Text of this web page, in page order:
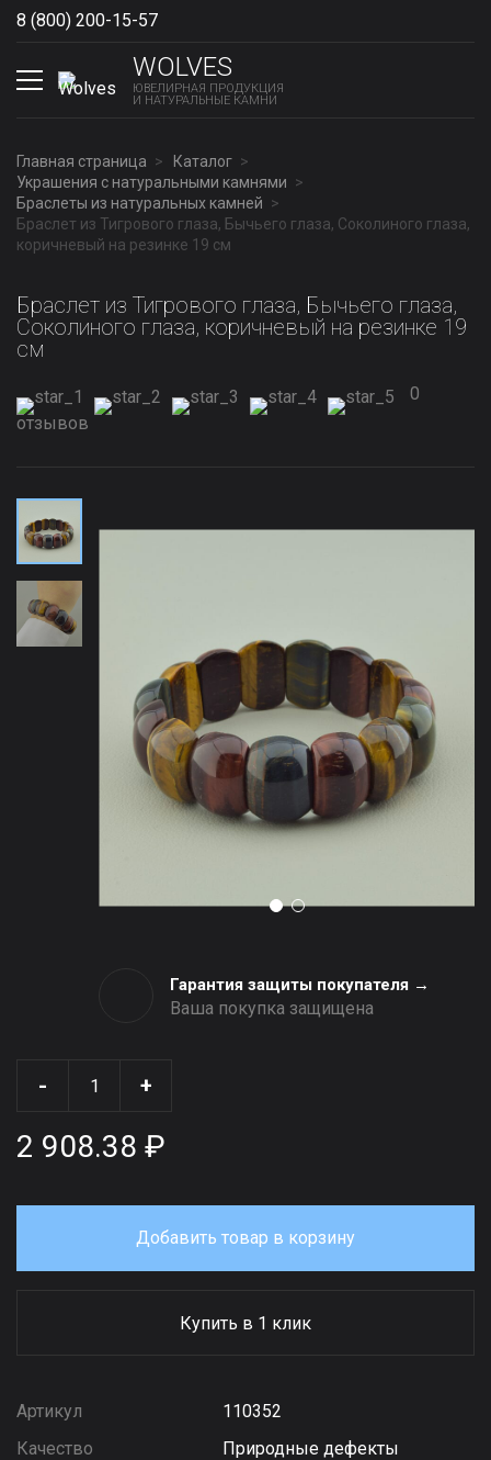
8 (800) 200-15-57
WOLVES
ЮВЕЛИРНАЯ ПРОДУКЦИЯ
И НАТУРАЛЬНЫЕ КАМНИ
Главная страница
Каталог
Украшения с натуральными камнями
Браслеты из натуральных камней
Браслет из Тигрового глаза, Бычьего глаза, Соколиного глаза,
коричневый на резинке 19 см
Браслет из Тигрового глаза, Бычьего глаза,
Соколиного глаза, коричневый на резинке 19
см
0
отзывов
Гарантия защиты покупателя →
Ваша покупка защищена
- +
2 908.38 ₽
Добавить товар в корзину
Купить в 1 клик
Артикул
110352
Качество
Природные дефекты